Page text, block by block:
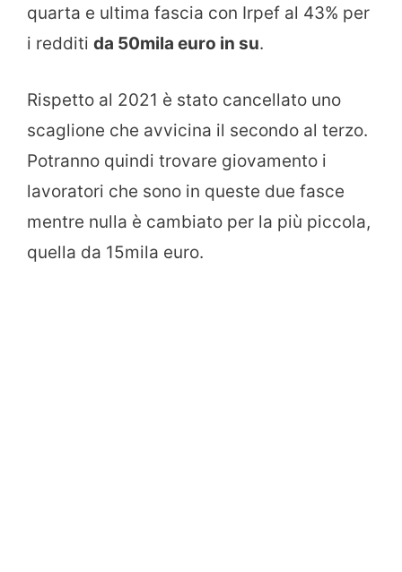
quarta e ultima fascia con Irpef al 43% per
i redditi da 50mila euro in su.
Rispetto al 2021 è stato cancellato uno
scaglione che avvicina il secondo al terzo.
Potranno quindi trovare giovamento i
lavoratori che sono in queste due fasce
mentre nulla è cambiato per la più piccola,
quella da 15mila euro.